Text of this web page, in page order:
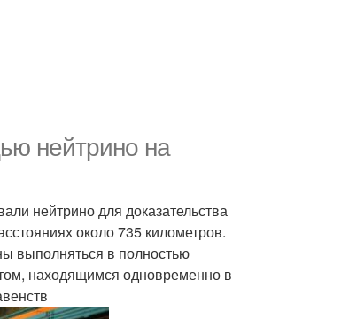
нейтрино на
нейтрино для доказательства
около 735 километров.
выполняться в полностью
находящимся одновременно в